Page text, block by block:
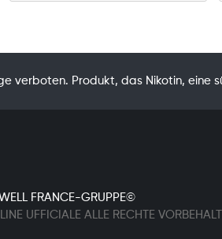
verboten. Produkt, das Nikotin, eine
FRANCE-GRUPPE©
UFFICIALE ALLE RECHTE